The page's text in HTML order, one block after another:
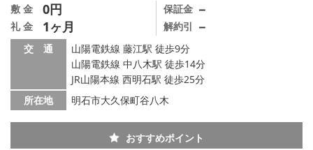
敷 金 0円
礼 金 1ヶ月
保証金 －
解約引 －
交 通
山陽電鉄線 藤江駅 徒歩9分
山陽電鉄線 中八木駅 徒歩14分
JR山陽本線 西明石駅 徒歩25分
所在地
明石市大久保町谷八木
おすすめポイント